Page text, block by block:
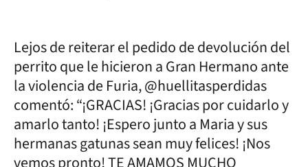
Lejos de reiterar el pedido de devolución del
perrito que le hicieron a Gran Hermano ante
la violencia de Furia, @huellitasperdidas
comentó: “¡GRACIAS! ¡Gracias por cuidarlo y
amarlo tanto! ¡Espero junto a Maria y sus
hermanas gatunas sean muy felices! ¡Nos